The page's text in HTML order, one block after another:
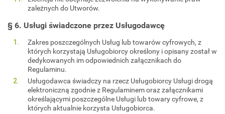
zależnych do Utworów.
§ 6. Usługi świadczone przez Usługodawcę
Zakres poszczególnych Usług lub towarów cyfrowych, z
których korzystają Usługobiorcy określony i opisany został w
dedykowanych im odpowiednich załącznikach do
Regulaminu.
Usługodawca świadczy na rzecz Usługobiorcy Usługi drogą
elektroniczną zgodnie z Regulaminem oraz załącznikami
określającymi poszczególne Usługi lub towary cyfrowe, z
których aktualnie korzysta Usługobiorca.